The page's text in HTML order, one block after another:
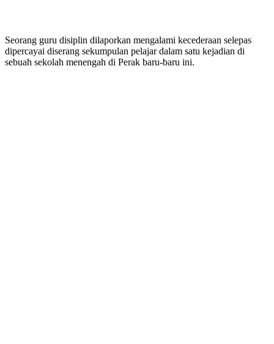
Seorang guru disiplin dilaporkan mengalami kecederaan selepas
dipercayai diserang sekumpulan pelajar dalam satu kejadian di
sebuah sekolah menengah di Perak baru-baru ini.